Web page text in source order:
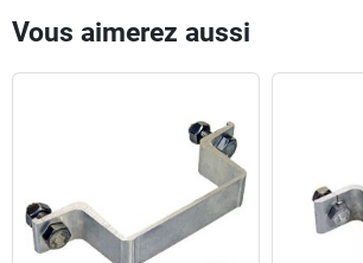
Vous aimerez aussi